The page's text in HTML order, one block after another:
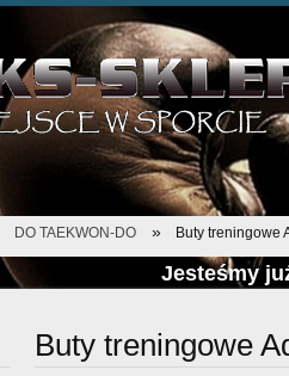
DO TAEKWON-DO » Buty treningowe
Jesteśmy
Buty treningowe